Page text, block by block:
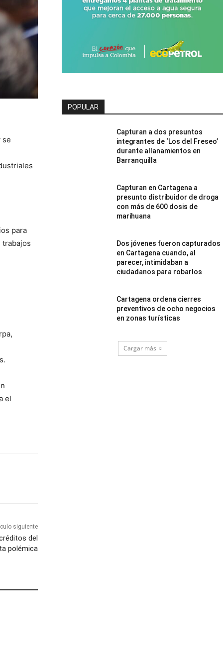
se
para
trabajos
el
siguiente
del
polémica
POPULAR
Capturan a dos presuntos
integrantes de ‘Los del Freseo’
durante allanamientos en
Barranquilla
Capturan en Cartagena a
presunto distribuidor de droga
con más de 600 dosis de
marihuana
Dos jóvenes fueron capturados
en Cartagena cuando, al
parecer, intimidaban a
ciudadanos para robarlos
Cartagena ordena cierres
preventivos de ocho negocios
en zonas turísticas
Cargar más